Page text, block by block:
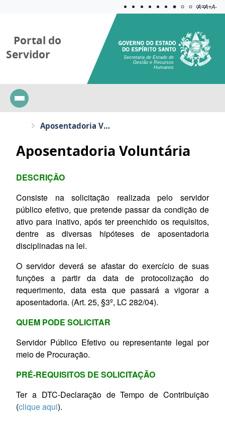
Aplicar
A=A+A-
Portal do
Servidor
Secretaria de Estado de
Gestão e Recursos
Humanos
Aposentadoria Voluntária
Aposentadoria Voluntária
DESCRIÇÃO
Consiste na solicitação realizada pelo servidor
público efetivo, que pretende passar da condição de
ativo para inativo, após ter preenchido os requisitos,
dentre as diversas hipóteses de aposentadoria
disciplinadas na lei.
O servidor deverá se afastar do exercício de suas
funções a partir da data de protocolização do
requerimento, data esta que passará a vigorar a
aposentadoria. (Art. 25, §3º, LC 282/04).
QUEM PODE SOLICITAR
Servidor Público Efetivo ou representante legal por
meio de Procuração.
PRÉ-REQUISITOS DE SOLICITAÇÃO
Ter a DTC-Declaração de Tempo de Contribuição
(clique aqui).